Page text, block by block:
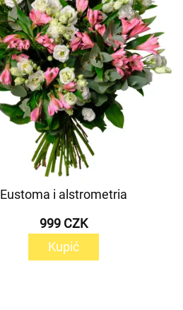
Eustoma i alstrometria
999 CZK
Kupić